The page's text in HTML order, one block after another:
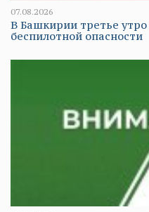
07.08.2026
В Башкирии третье
беспилотной опасности